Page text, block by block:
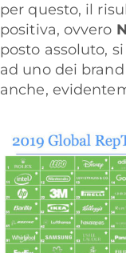
per questo, il
positiva, ovvero
posto assoluto,
ad uno dei
anche,